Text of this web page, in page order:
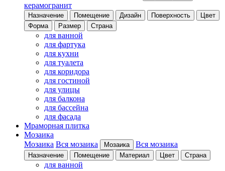
керамогранит
Назначение Помещение Дизайн Поверхность
Цвет
Форма
Размер Страна
для ванной
для фартука
для кухни
для туалета
для коридора
для гостиной
для улицы
для балкона
для бассейна
для фасада
Мраморная плитка
Мозаика
Мозаика Вся мозаика Мозаика Вся мозаика
Назначение Помещение Материал Цвет Страна
для ванной